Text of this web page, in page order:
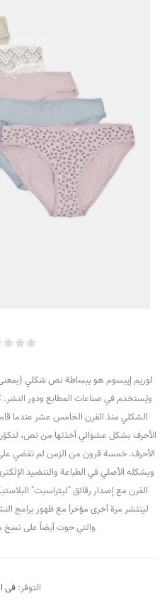
لوريم إيبسوم هو ببساطة نص شكلي
ويُستخدم في صناعات المطابع ودور النشر.
الشكلي منذ القرن الخامس عشر
الأحرف بشكل عشوائي أخذتها من نص،
الأحرف. خمسة قرون من الزمن لم تقضي
وبشكله الأصلي في الطباعة والتنضيد
القرن مع إصدار رقائق "ليتراسيت"
لينتشر مرة أخرى مؤخراَ مع ظهور برامج
والتي حوت أيضاً على
التوفر: فى